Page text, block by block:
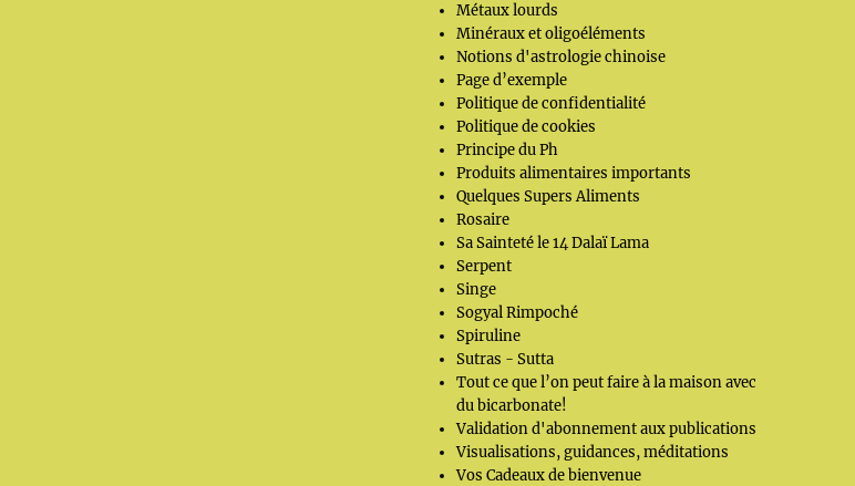
Métaux lourds
Minéraux et oligoéléments
Notions d'astrologie chinoise
Page d’exemple
Politique de confidentialité
Politique de cookies
Principe du Ph
Produits alimentaires importants
Quelques Supers Aliments
Rosaire
Sa Sainteté le 14 Dalaï Lama
Serpent
Singe
Sogyal Rimpoché
Spiruline
Sutras - Sutta
Tout ce que l’on peut faire à la maison avec
du bicarbonate!
Validation d'abonnement aux publications
Visualisations, guidances, méditations
Vos Cadeaux de bienvenue